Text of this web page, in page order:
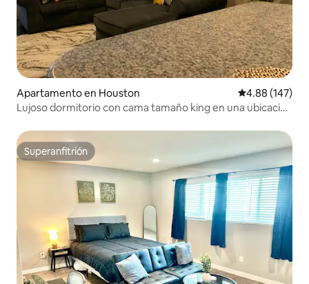
Apartamento en Houston Calificación
4.88 (147)
Lujoso dormitorio con cama tamaño king en una ubicación
Superanfitrión
Superanfitrión